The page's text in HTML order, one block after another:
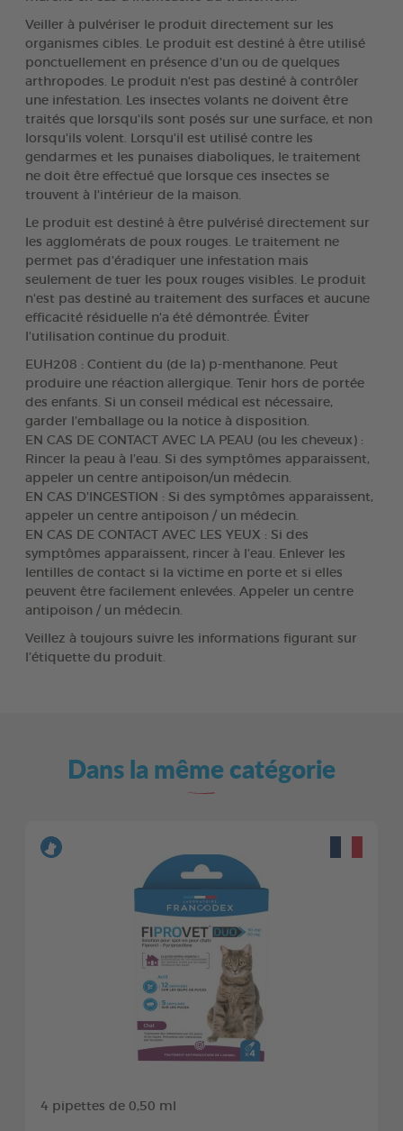
Veiller à pulvériser le produit directement sur les
organismes cibles. Le produit est destiné à être utilisé
ponctuellement en présence d'un ou de quelques
arthropodes. Le produit n'est pas destiné à contrôler
une infestation. Les insectes volants ne doivent être
traités que lorsqu'ils sont posés sur une surface, et non
lorsqu'ils volent. Lorsqu'il est utilisé contre les
gendarmes et les punaises diaboliques, le traitement
ne doit être effectué que lorsque ces insectes se
trouvent à l'intérieur de la maison.
Le produit est destiné à être pulvérisé directement sur
les agglomérats de poux rouges. Le traitement ne
permet pas d'éradiquer une infestation mais
seulement de tuer les poux rouges visibles. Le produit
n'est pas destiné au traitement des surfaces et aucune
efficacité résiduelle n'a été démontrée. Éviter
l'utilisation continue du produit.
EUH208 : Contient du (de la) p-menthanone. Peut
produire une réaction allergique. Tenir hors de portée
des enfants. Si un conseil médical est nécessaire,
garder l’emballage ou la notice à disposition.
EN CAS DE CONTACT AVEC LA PEAU (ou les cheveux) :
Rincer la peau à l’eau. Si des symptômes apparaissent,
appeler un centre antipoison/un médecin.
EN CAS D'INGESTION : Si des symptômes apparaissent,
appeler un centre antipoison / un médecin.
EN CAS DE CONTACT AVEC LES YEUX : Si des
symptômes apparaissent, rincer à l’eau. Enlever les
lentilles de contact si la victime en porte et si elles
peuvent être facilement enlevées. Appeler un centre
antipoison / un médecin.
Veillez à toujours suivre les informations figurant sur
l’étiquette du produit.
Dans la même catégorie
4 pipettes de 0,50 ml